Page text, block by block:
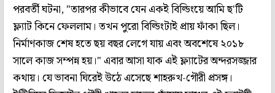
পরবর্তী ঘটনা, "তারপর কীভাবে যেন একই বিল্ডিংয়ে আমি ছ'টি
ফ্ল্যাট কিনে ফেললাম। তখন পুরো বিল্ডিংটাই প্রায় ফাঁকা ছিল।
নির্মাণকাজ শেষ হতে ছয় বছর লেগে যায় এবং অবশেষে ২০১৮
সালে কাজ সম্পন্ন হয়।" এবার আসা যাক এই ফ্ল্যাটের অন্দরসজ্জার
কথায়। যে ভাবনা ঘিরেই উঠে এসেছে শাহরুখ-গৌরী প্রসঙ্গ।